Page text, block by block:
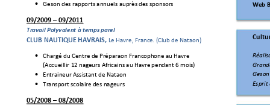
 Gestion des rapports annuels auprès des sponsors
09/2009 – 09/2011
Travail Polyvalent à temps partiel
CLUB NAUTIQUE HAVRAIS, Le Havre, France. (Club de Natation)
 Chargé du Centre de Préparation Francophone au Havre
(Accueillir 12 nageurs Africains au Havre pendant 6 mois)
 Entraineur Assistant de Natation
 Transport scolaire des nageurs
05/2008 – 08/2008
Web
Esprit